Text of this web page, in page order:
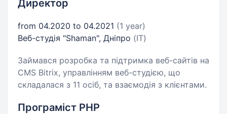
Директор
from 04.2020 to 04.2021 (1 year)
Веб-студія "Shaman", Дніпро (IT)
Займався розробка та підтримка веб-сайтів на
CMS Bitrix, управлінням веб-студією, що
складалася з 11 осіб, та взаємодія з клієнтами.
Програміст PHP